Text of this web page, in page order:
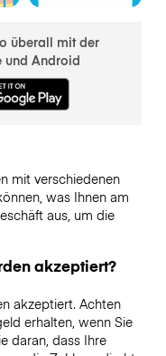
überall mit der
und Android
mit verschiedenen
was Ihnen am
aus, um die
akzeptiert?
akzeptiert. Achten
erhalten, wenn Sie
daran, dass Ihre